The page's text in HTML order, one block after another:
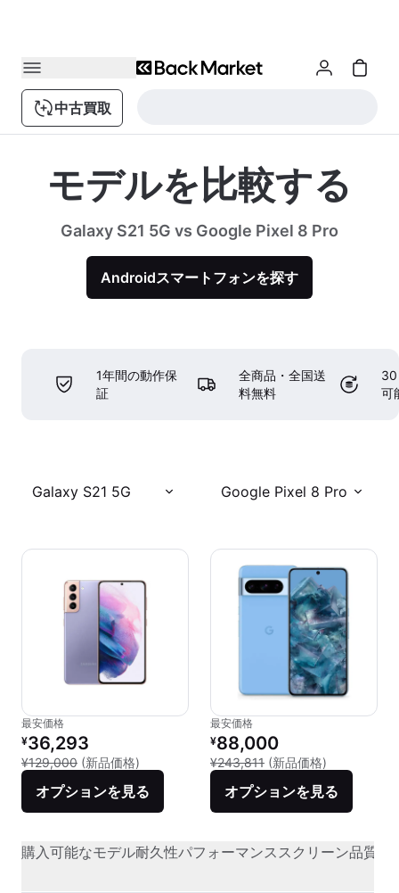
中古買取
モデルを比較する
Galaxy S21 5G vs Google Pixel 8 Pro
Androidスマートフォンを探す
1年間の動作保
証
全商品・全国送
料無料
30
可
Galaxy S21 5G Google Pixel 8 Pro
最安価格
リファービッシュ品の価格：
¥36,293
¥129,000 (新品価格) 新品との比較：¥129,000
オプションを見る
最安価格
リファービッシュ品の価格：
¥88,000
¥243,811 (新品価格)
オプションを見る
購入可能なモデル耐久性パフォーマンススクリーン品質